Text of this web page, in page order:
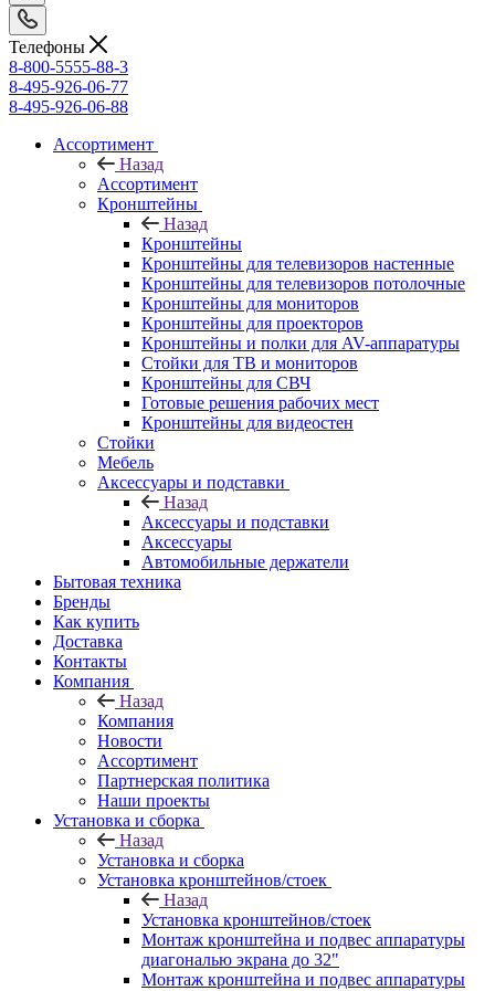
Телефоны
8-800-5555-88-3
8-495-926-06-77
8-495-926-06-88
Ассортимент
Назад
Ассортимент
Кронштейны
Назад
Кронштейны
Кронштейны для телевизоров настенные
Кронштейны для телевизоров потолочные
Кронштейны для мониторов
Кронштейны для проекторов
Кронштейны и полки для AV-аппаратуры
Стойки для ТВ и мониторов
Кронштейны для СВЧ
Готовые решения рабочих мест
Кронштейны для видеостен
Стойки
Мебель
Аксессуары и подставки
Назад
Аксессуары и подставки
Аксессуары
Автомобильные держатели
Бытовая техника
Бренды
Как купить
Доставка
Контакты
Компания
Назад
Компания
Новости
Ассортимент
Партнерская политика
Наши проекты
Установка и сборка
Назад
Установка и сборка
Установка кронштейнов/стоек
Назад
Установка кронштейнов/стоек
Монтаж кронштейна и подвес аппаратуры
диагональю экрана до 32"
Монтаж кронштейна и подвес аппаратуры